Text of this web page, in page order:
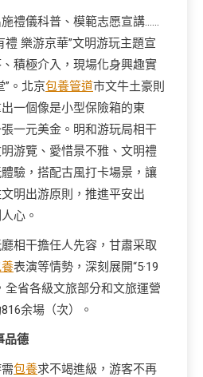
禮儀科普、模範志愿宣講……
禮 樂游京華”文明游玩主題宣
積極介入，現場化身興趣實
”。北京包養管道市文牛土豪則
一個像是小型保險箱的東
一元美金。明和游玩局相干
游覽、愛惜景不雅、文明禮
驗，搭配古風打卡場景，讓
明出游原則，推進平安出
心。
相干擔任人先容，甘肅采取
表演等情勢，深刻展開“5·19
全省各級文旅部分和文旅運營
余場（次）。
品德
包養求不竭進級，游客不再